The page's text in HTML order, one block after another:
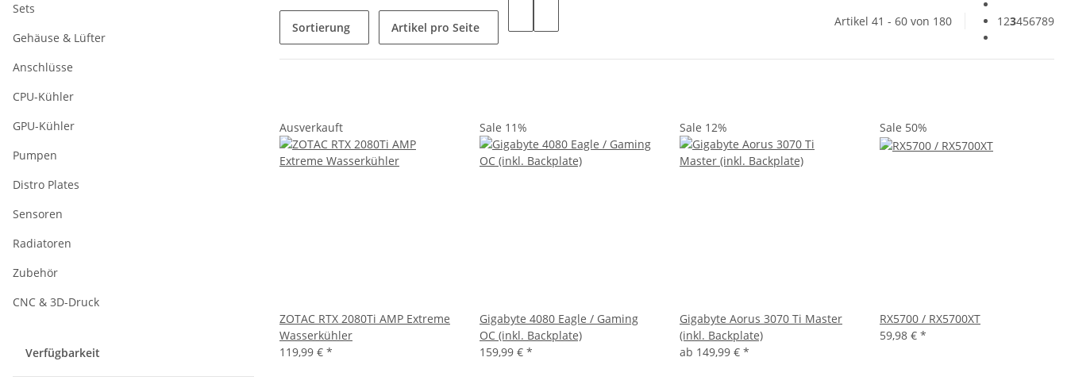
Sortierung Artikel pro Seite Artikel 41 - 60 von 180 123456789
Ausverkauft
ZOTAC RTX 2080Ti AMP Extreme
Wasserkühler
119,99 € *
Sale 11%
Gigabyte 4080 Eagle / Gaming
OC (inkl. Backplate)
159,99 € *
Sale 12%
Gigabyte Aorus 3070 Ti Master
(inkl. Backplate)
ab 149,99 € *
Sale 50%
RX5700 / RX5700XT
59,98 € *
Sets
Gehäuse & Lüfter
Anschlüsse
CPU-Kühler
GPU-Kühler
Pumpen
Distro Plates
Sensoren
Radiatoren
Zubehör
CNC & 3D-Druck
Verfügbarkeit